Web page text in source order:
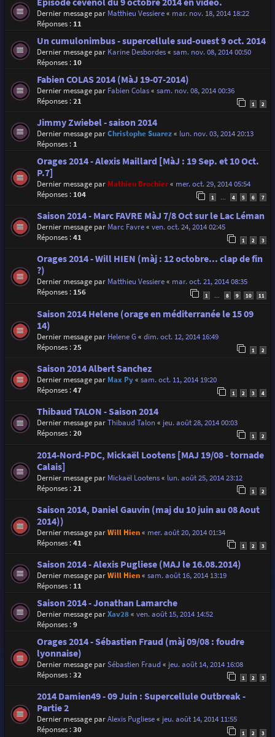
Dernier message par Matthieu Vessiere« mar. nov. 18, 2014 18:22
Réponses : 11
Un cumulonimbus - supercellule sud-ouest 9 oct. 2014
Dernier message par Karine Desbordes« sam. nov. 08, 2014 00:50
Réponses : 10
Fabien COLAS 2014 (MàJ 19-07-2014)
Dernier message par Fabien Colas« sam. nov. 08, 2014 00:36
Réponses :21 1 2
Jimmy Zwiebel - saison 2014
Dernier message parChristophe Suarez« lun. nov. 03, 2014 20:13
Réponses : 1
Orages 2014 - Alexis Maillard [MàJ : 19 Sep. et 10 Oct.
P.7]
Dernier message par Mathieu Brochier« mer. oct. 29, 2014 05:54
Réponses : 104 1 4 5 6 7
Saison 2014 - Marc FAVRE MàJ 7/8 Oct sur le Lac Léman
Dernier message par Marc Favre« ven. oct. 24, 2014 02:45
Réponses :41 1 2 3
Orages 2014 - Will HIEN (màj : 12 octobre... clap de fin
?)
Dernier message par Matthieu Vessiere« mar. oct. 21, 2014 08:35
Réponses : 156 1 8 9 10 11
Saison 2014 Helene (orage en méditerranée le 15 09
14)
Dernier message par Helene G« dim. oct. 12, 2014 16:49
Réponses :25 1 2
Saison 2014 Albert Sanchez
Dernier message par Max Py« sam. oct. 11, 2014 19:20
Réponses :47 1 2 3 4
Thibaud TALON - Saison 2014
Dernier message parThibaud Talon« jeu. août 28, 2014 00:03
Réponses :20 1 2
2014-Nord-PDC, Mickaël Lootens [MAJ 19/08 - tornade
Calais]
Dernier message par Mickaël Lootens« lun. août 25, 2014 23:12
Réponses :21 1 2
Saison 2014, Daniel Gauvin (maj du 10 juin au 08 Aout
2014))
Dernier message parWill Hien« mer. août 20, 2014 01:34
Réponses :41 1 2 3
Saison 2014 - Alexis Pugliese (MAJ le 16.08.2014)
Dernier message parWill Hien« sam. août 16, 2014 13:19
Réponses : 11
Saison 2014 - Jonathan Lamarche
Dernier message parXav28« ven. août 15, 2014 14:52
Réponses :9
Orages 2014 - Sébastien Fraud (màj 09/08 : foudre
lyonnaise)
Dernier message parSébastien Fraud« jeu. août 14, 2014 16:08
Réponses :32 1 2 3
2014 Damien49 - 09 Juin : Supercellule Outbreak -
Partie 2
Dernier message parAlexis Pugliese« jeu. août 14, 2014 11:55
Réponses :30 1 2 3